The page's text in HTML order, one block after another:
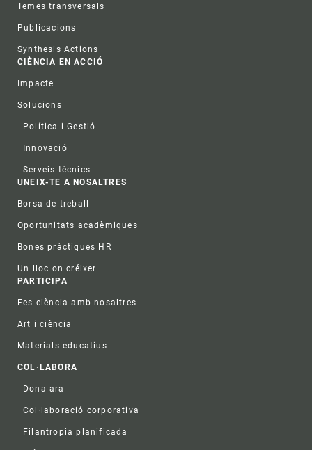
Temes transversals
Publicacions
Synthesis Actions
CIÈNCIA EN ACCIÓ
Impacte
Solucions
Política i Gestió
Innovació
Serveis tècnics
UNEIX-TE A NOSALTRES
Borsa de treball
Oportunitats acadèmiques
Bones pràctiques HR
Un lloc on créixer
PARTICIPA
Fes ciència amb nosaltres
Art i ciència
Materials educatius
COL·LABORA
Dona ara
Col·laboració corporativa
Filantropia planificada